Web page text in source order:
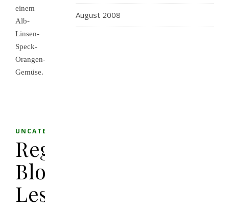
einem
Alb-
Linsen-
Speck-
Orangen-
Gemüse.
UNCATEGORIZED
Regelmäßige
Blog-
Leser
August 2008